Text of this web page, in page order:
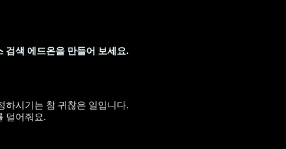
검색 에드온을 만들어 보세요.
하시기는 참 귀찮은 일입니다.
덜어줘요.